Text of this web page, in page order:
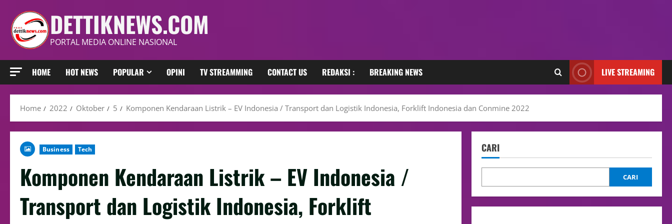
DETTIKNEWS.COM
PORTAL MEDIA ONLINE NASIONAL
HOME HOT NEWS POPULAR OPINI TV STREAMMING CONTACT US REDAKSI : BREAKING NEWS LIVE STREAMING
Home 2022 Oktober 5 Komponen Kendaraan Listrik – EV Indonesia / Transport dan Logistik Indonesia, Forklift Indonesia dan Conmine 2022
Business Tech
Komponen Kendaraan Listrik – EV Indonesia /
Transport dan Logistik Indonesia, Forklift
CARI
CARI